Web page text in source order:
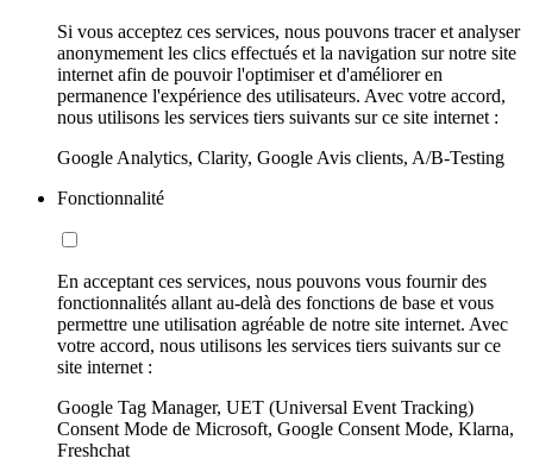
Si vous acceptez ces services, nous pouvons tracer et analyser
anonymement les clics effectués et la navigation sur notre site
internet afin de pouvoir l'optimiser et d'améliorer en
permanence l'expérience des utilisateurs. Avec votre accord,
nous utilisons les services tiers suivants sur ce site internet :
Google Analytics, Clarity, Google Avis clients, A/B-Testing
Fonctionnalité
En acceptant ces services, nous pouvons vous fournir des
fonctionnalités allant au-delà des fonctions de base et vous
permettre une utilisation agréable de notre site internet. Avec
votre accord, nous utilisons les services tiers suivants sur ce
site internet :
Google Tag Manager, UET (Universal Event Tracking)
Consent Mode de Microsoft, Google Consent Mode, Klarna,
Freshchat